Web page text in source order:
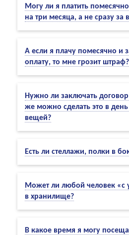
Могу ли я платить
на три месяца, а не сразу за
А если я плачу помесячно и
оплату, то мне грозит штраф?
Нужно ли заключать
же можно сделать это в
вещей?
Есть ли стеллажи, полки в
Может ли любой человек «с
в хранилище?
В какое время я могу